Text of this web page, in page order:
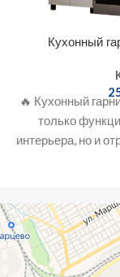
Кухонный
🔥 Кухонный
только
интерьера, но и